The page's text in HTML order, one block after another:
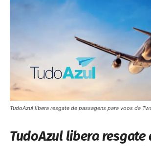
TudoAzul libera resgate de passagens para voos da
TudoAzul libera resgate